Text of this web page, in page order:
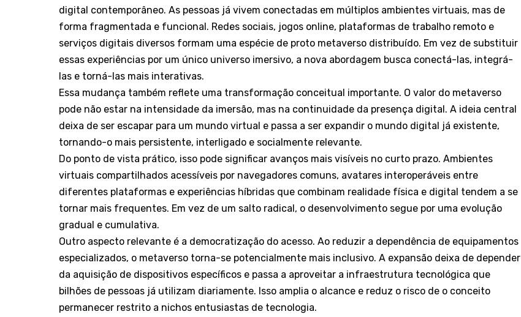
digital contemporâneo. As pessoas já vivem conectadas em múltiplos ambientes virtuais, mas de
forma fragmentada e funcional. Redes sociais, jogos online, plataformas de trabalho remoto e
serviços digitais diversos formam uma espécie de proto metaverso distribuído. Em vez de substituir
essas experiências por um único universo imersivo, a nova abordagem busca conectá-las, integrá-
las e torná-las mais interativas.
Essa mudança também reflete uma transformação conceitual importante. O valor do metaverso
pode não estar na intensidade da imersão, mas na continuidade da presença digital. A ideia central
deixa de ser escapar para um mundo virtual e passa a ser expandir o mundo digital já existente,
tornando-o mais persistente, interligado e socialmente relevante.
Do ponto de vista prático, isso pode significar avanços mais visíveis no curto prazo. Ambientes
virtuais compartilhados acessíveis por navegadores comuns, avatares interoperáveis entre
diferentes plataformas e experiências híbridas que combinam realidade física e digital tendem a se
tornar mais frequentes. Em vez de um salto radical, o desenvolvimento segue por uma evolução
gradual e cumulativa.
Outro aspecto relevante é a democratização do acesso. Ao reduzir a dependência de equipamentos
especializados, o metaverso torna-se potencialmente mais inclusivo. A expansão deixa de depender
da aquisição de dispositivos específicos e passa a aproveitar a infraestrutura tecnológica que
bilhões de pessoas já utilizam diariamente. Isso amplia o alcance e reduz o risco de o conceito
permanecer restrito a nichos entusiastas de tecnologia.